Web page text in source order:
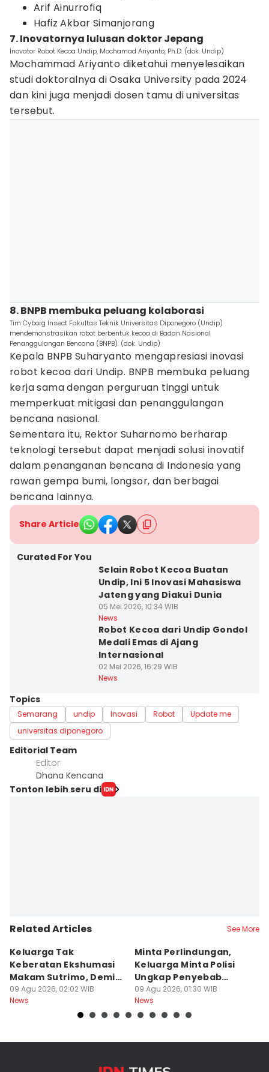
Arif Ainurrofiq
Hafiz Akbar Simanjorang
7. Inovatornya lulusan doktor Jepang
Inovator Robot Kecoa Undip, Mochamad Ariyanto, Ph.D. (dok. Undip)
Mochammad Ariyanto diketahui menyelesaikan
studi doktoralnya di Osaka University pada 2024
dan kini juga menjadi dosen tamu di universitas
tersebut.
8. BNPB membuka peluang kolaborasi
Tim Cyborg Insect Fakultas Teknik Universitas Diponegoro (Undip)
mendemonstrasikan robot berbentuk kecoa di Badan Nasional
Penanggulangan Bencana (BNPB). (dok. Undip)
Kepala BNPB Suharyanto mengapresiasi inovasi
robot kecoa dari Undip. BNPB membuka peluang
kerja sama dengan perguruan tinggi untuk
memperkuat mitigasi dan penanggulangan
bencana nasional.
Sementara itu, Rektor Suharnomo berharap
teknologi tersebut dapat menjadi solusi inovatif
dalam penanganan bencana di Indonesia yang
rawan gempa bumi, longsor, dan berbagai
bencana lainnya.
Share Article
Curated For You
Selain Robot Kecoa Buatan
Undip, Ini 5 Inovasi Mahasiswa
Jateng yang Diakui Dunia
05 Mei 2026, 10:34 WIB
News
Robot Kecoa dari Undip Gondol
Medali Emas di Ajang
Internasional
02 Mei 2026, 16:29 WIB
News
Topics
Semarang undip Inovasi Robot
Update me
universitas diponegoro
Editorial Team
Editor
Dhana Kencana
Tonton lebih seru di
Related Articles See More
Keluarga Tak
Keberatan Ekshumasi
Makam Sutrimo, Demi
Usut Kematian
Almarhum
09 Agu 2026, 02:02 WIB
News
Minta Perlindungan,
Keluarga Minta Polisi
Ungkap Penyebab
Kematian Sutrimo
09 Agu 2026, 01:30 WIB
News